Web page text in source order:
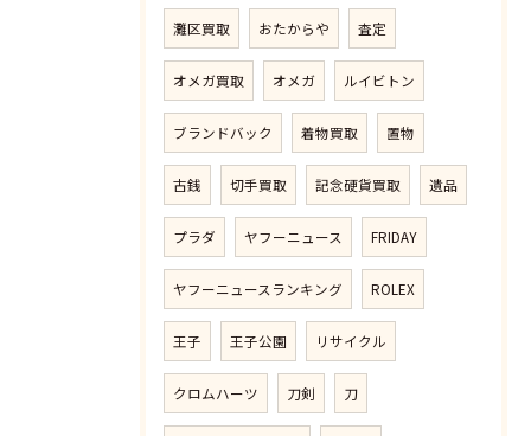
灘区買取 おたからや 査定
オメガ買取 オメガ ルイビトン
ブランドバック 着物買取 置物
古銭 切手買取 記念硬貨買取 遺品
プラダ ヤフーニュース FRIDAY
ヤフーニュースランキング ROLEX
王子 王子公園 リサイクル
クロムハーツ 刀剣 刀